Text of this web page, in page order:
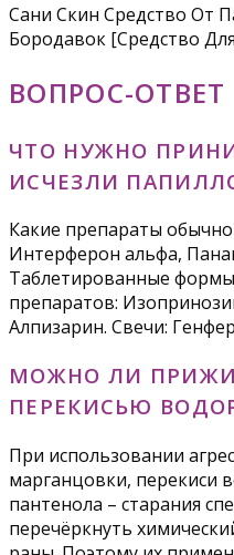
Сани Скин Средство От
Бородавок [Средство
ВОПРОС-ОТВЕТ
ЧТО НУЖНО
ИСЧЕЗЛИ
Какие препараты
Интерферон альфа,
Таблетированные
препаратов:
Алпизарин. Свечи:
МОЖНО ЛИ
ПЕРЕКИСЬЮ
При использовании
марганцовки, перекиси
пантенола – старания
перечёркнуть